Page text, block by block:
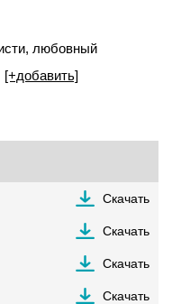
любовный
[+добавить]
Скачать
Скачать
Скачать
Скачать